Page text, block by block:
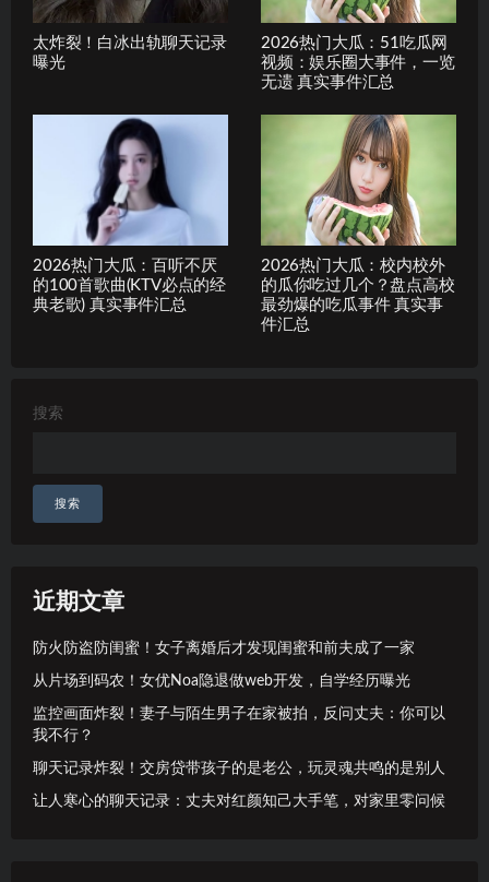
太炸裂！白冰出轨聊天记录
曝光
2026热门大瓜：51吃瓜网
视频：娱乐圈大事件，一览
无遗 真实事件汇总
2026热门大瓜：百听不厌
的100首歌曲(KTV必点的经
典老歌) 真实事件汇总
2026热门大瓜：校内校外
的瓜你吃过几个？盘点高校
最劲爆的吃瓜事件 真实事
件汇总
搜索
搜索
近期文章
防火防盗防闺蜜！女子离婚后才发现闺蜜和前夫成了一家
从片场到码农！女优Noa隐退做web开发，自学经历曝光
监控画面炸裂！妻子与陌生男子在家被拍，反问丈夫：你可以
我不行？
聊天记录炸裂！交房贷带孩子的是老公，玩灵魂共鸣的是别人
让人寒心的聊天记录：丈夫对红颜知己大手笔，对家里零问候